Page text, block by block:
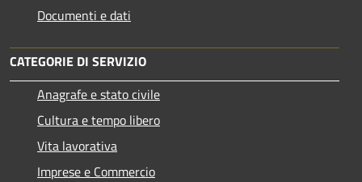
Documenti e dati
CATEGORIE DI SERVIZIO
Anagrafe e stato civile
Cultura e tempo libero
Vita lavorativa
Imprese e Commercio